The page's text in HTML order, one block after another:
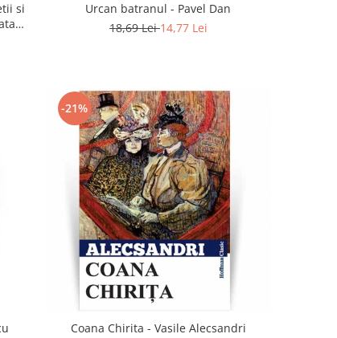
si
Urcan batranul - Pavel Dan
18,69 Lei14,77 Lei
-21%
Coana Chirita - Vasile Alecsandri